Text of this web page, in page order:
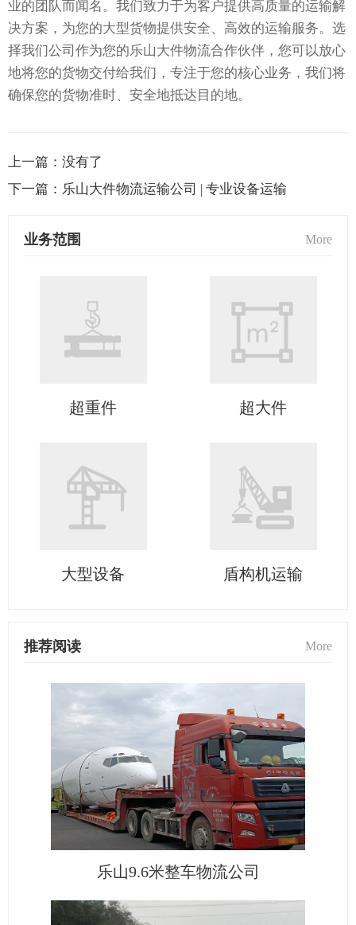
业的团队而闻名。我们致力于为客户提供高质量的运输解
决方案，为您的大型货物提供安全、高效的运输服务。选
择我们公司作为您的乐山大件物流合作伙伴，您可以放心
地将您的货物交付给我们，专注于您的核心业务，我们将
确保您的货物准时、安全地抵达目的地。
上一篇： 没有了
下一篇： 乐山大件物流运输公司 | 专业设备运输
业务范围 More
超重件 超大件
大型设备 盾构机运输
推荐阅读 More
乐山9.6米整车物流公司